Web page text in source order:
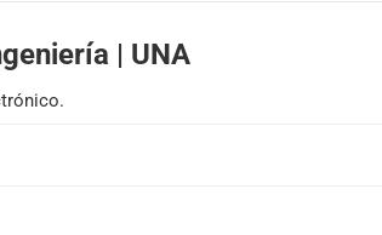
| UNA